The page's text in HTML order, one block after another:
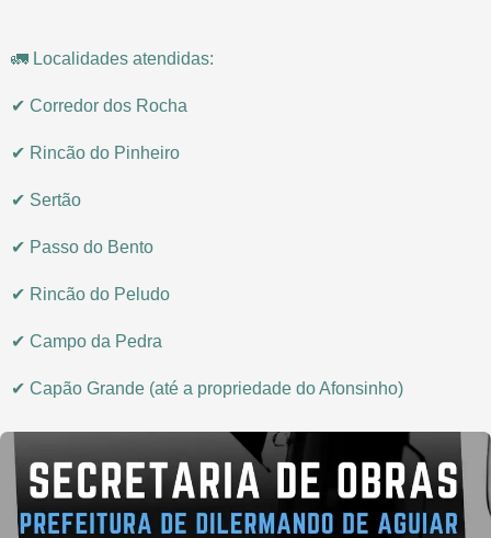
🚛 Localidades atendidas:
✔ Corredor dos Rocha
✔ Rincão do Pinheiro
✔ Sertão
✔ Passo do Bento
✔ Rincão do Peludo
✔ Campo da Pedra
✔ Capão Grande (até a propriedade do Afonsinho)